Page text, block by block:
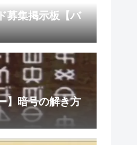
募集掲示板【バ
】暗号の解き方